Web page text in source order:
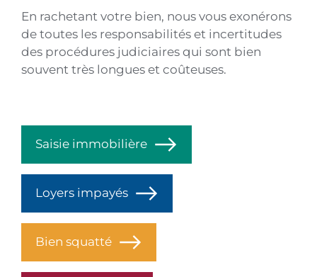
En rachetant votre bien, nous vous exonérons
de toutes les responsabilités et incertitudes
des procédures judiciaires qui sont bien
souvent très longues et coûteuses.
Saisie immobilière
Loyers impayés
Bien squatté